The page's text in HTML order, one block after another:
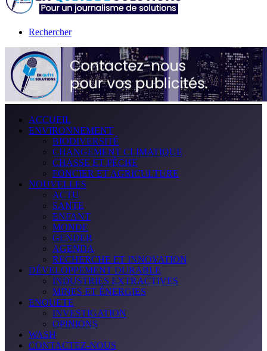
Rechercher
ACCUEIL
ENVIRONNEMENT
BIODIVERSITÉ
CHANGEMENT CLIMATIQUE
CHASSE ET PÊCHE
FONCIER ET AGRICULTURE
NOUVELLES
ACTU
SANTE
ENFANT
MONDE
GENDER
AGENDA
RECHERCHE ET INNOVATION
DÉVELOPPEMENT DURABLE
INDUSTRIES EXTRACTIVES
MINES ET ÉNERGIES
ENQUETE
INVESTIGATION
OPINIONS
WASH
CONTACTEZ-NOUS